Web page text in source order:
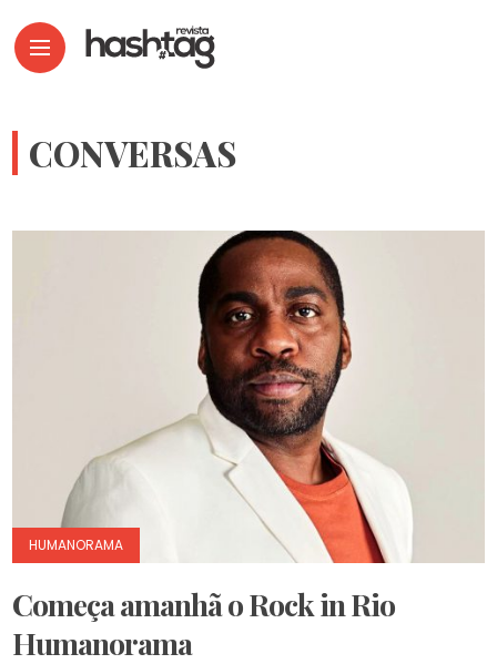
CONVERSAS
HUMANORAMA
Começa amanhã o Rock in Rio
Humanorama